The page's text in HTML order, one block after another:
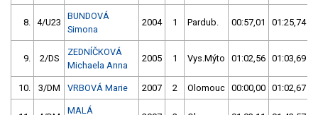
8. 4/U23
BUNDOVÁ
Simona
2004 1 Pardub. 00:57,01 01:25,74
9. 2/DS
ZEDNÍČKOVÁ
Michaela Anna
2005 1 Vys.Mýto 01:02,56 01:03,69
10. 3/DM VRBOVÁ Marie 2007 2 Olomouc 00:00,00 01:02,67
MALÁ